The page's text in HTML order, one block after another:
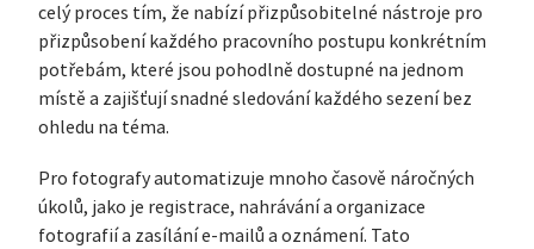
celý proces tím, že nabízí přizpůsobitelné nástroje pro
přizpůsobení každého pracovního postupu konkrétním
potřebám, které jsou pohodlně dostupné na jednom
místě a zajišťují snadné sledování každého sezení bez
ohledu na téma.
Pro fotografy automatizuje mnoho časově náročných
úkolů, jako je registrace, nahrávání a organizace
fotografií a zasílání e-mailů a oznámení. Tato